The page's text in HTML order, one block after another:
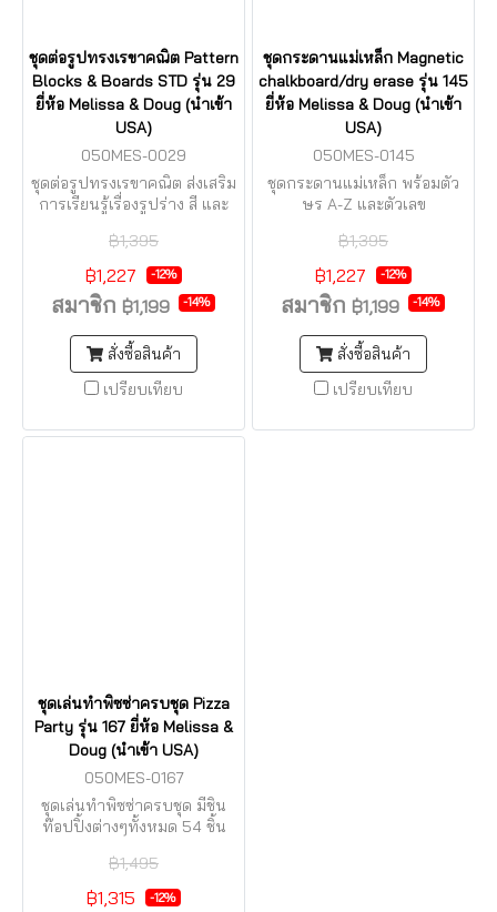
ชุดต่อรูปทรงเรขาคณิต Pattern
Blocks & Boards STD รุ่น 29
ยี่ห้อ Melissa & Doug (นำเข้า
USA)
050MES-0029
ชุดต่อรูปทรงเรขาคณิต ส่งเสริม
การเรียนรู้เรื่องรูปร่าง สี และ
฿1,395
฿1,227 -12%
สมาชิก ฿1,199 -14%
สั่งซื้อสินค้า
เปรียบเทียบ
ชุดกระดานแม่เหล็ก Magnetic
chalkboard/dry erase รุ่น 145
ยี่ห้อ Melissa & Doug (นำเข้า
USA)
050MES-0145
ชุดกระดานแม่เหล็ก พร้อมตัว
ษร A-Z และตัวเลข
฿1,395
฿1,227 -12%
สมาชิก ฿1,199 -14%
สั่งซื้อสินค้า
เปรียบเทียบ
ชุดเล่นทำพิซซ่าครบชุด Pizza
Party รุ่น 167 ยี่ห้อ Melissa &
Doug (นำเข้า USA)
050MES-0167
ชุดเล่นทำพิซซ่าครบชุด มีชิ้น
ท๊อปปิ้งต่างๆทั้งหมด 54 ชิ้น
฿1,495
฿1,315 -12%